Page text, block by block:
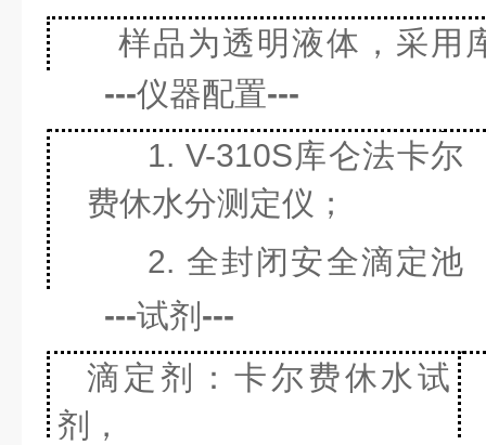
样品为透明液体，采用
测。
---仪器配置---
1. V-310S库仑法卡尔
费休水分测定仪；
2. 全封闭安全滴定池
组件；
---试剂 ---
滴定剂：卡尔费休水试
剂，